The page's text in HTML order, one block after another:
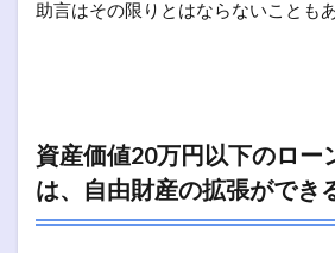
助言はその限りとはならないこともあ
資産価値20万円以下のロー
は、自由財産の拡張ができ